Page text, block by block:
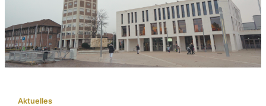
Aktuelles